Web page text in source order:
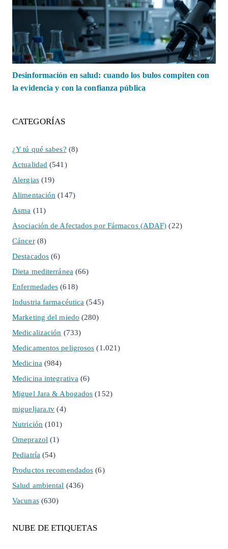
Desinformación en salud: cuando los bulos compiten con
la evidencia y con la confianza pública
CATEGORÍAS
¿Y tú qué sabes? (8)
Actualidad (541)
Alergias(19)
Alimentación (147)
Asma (11)
Asociación de Afectados por Fármacos (ADAF) (22)
Cáncer(8)
Destacados (6)
Dieta mediterránea (66)
Enfermedades (618)
Industria farmacéutica (545)
Marketing del miedo (280)
Medicalización (733)
Medicamentos peligrosos (1.021)
Medicina (984)
Medicina integrativa (6)
Miguel Jara & Abogados (152)
migueljara.tv (4)
Nutrición (101)
Omeprazol (1)
Pediatría (54)
Productos recomendados (6)
Salud ambiental (436)
Vacunas(630)
NUBE DE ETIQUETAS